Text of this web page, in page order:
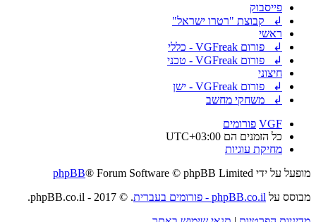
פייסבוק
↲ קבוצת "רטרו ישראל"
ראשי
↲ פורום VGFreak - כללי
↲ פורום VGFreak - טכני
חיצוני
↲ פורום VGFreak - ישן
↲ משחקי מחשב
VGF פורומים
כל הזמנים הם UTC+03:00
מחיקת עוגיות
מופעל על ידי
phpBB® Forum Software © phpBB Limited
מבוסס על phpBB.co.il - פורומים בעברית
. © 2017 - phpBB.co.il.